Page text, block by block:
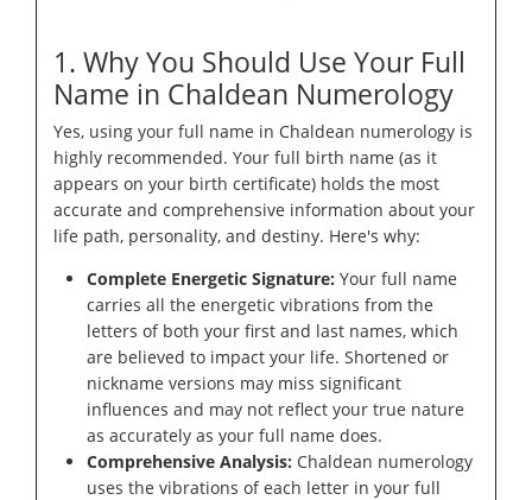
1. Why You Should Use Your Full
Name in Chaldean Numerology
Yes, using your full name in Chaldean numerology is
highly recommended. Your full birth name (as it
appears on your birth certificate) holds the most
accurate and comprehensive information about your
life path, personality, and destiny. Here's why:
Complete Energetic Signature: Your full name
carries all the energetic vibrations from the
letters of both your first and last names, which
are believed to impact your life. Shortened or
nickname versions may miss significant
influences and may not reflect your true nature
as accurately as your full name does.
Comprehensive Analysis: Chaldean numerology
uses the vibrations of each letter in your full